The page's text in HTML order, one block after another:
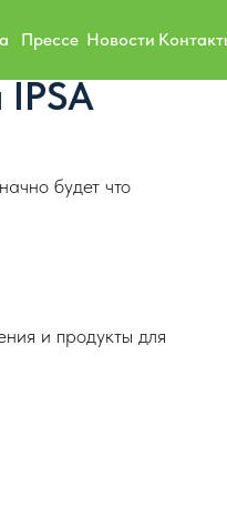
Прессе Новости
будет что
и продукты для